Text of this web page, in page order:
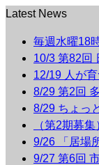
Latest News
毎週水曜18
10/3 第82回
12/19 人が
8/29 第2回
8/29 ちょっ
（第2期募
9/26 「居場
9/27 第6回